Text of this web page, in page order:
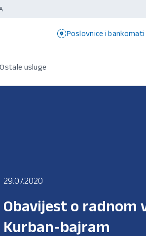
Poslovnice i bankomati
Ostale usluge
29.07.2020
Obavijest o radnom
Kurban-bajram